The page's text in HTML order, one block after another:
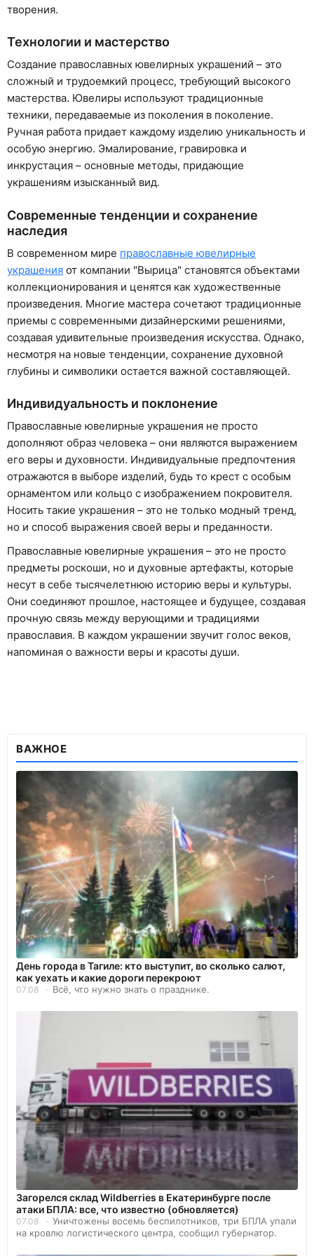
творения.
Технологии и мастерство
Создание православных ювелирных украшений – это
сложный и трудоемкий процесс, требующий высокого
мастерства. Ювелиры используют традиционные
техники, передаваемые из поколения в поколение.
Ручная работа придает каждому изделию уникальность и
особую энергию. Эмалирование, гравировка и
инкрустация – основные методы, придающие
украшениям изысканный вид.
Современные тенденции и сохранение
наследия
В современном мире православные ювелирные
украшения от компании "Вырица" становятся объектами
коллекционирования и ценятся как художественные
произведения. Многие мастера сочетают традиционные
приемы с современными дизайнерскими решениями,
создавая удивительные произведения искусства. Однако,
несмотря на новые тенденции, сохранение духовной
глубины и символики остается важной составляющей.
Индивидуальность и поклонение
Православные ювелирные украшения не просто
дополняют образ человека – они являются выражением
его веры и духовности. Индивидуальные предпочтения
отражаются в выборе изделий, будь то крест с особым
орнаментом или кольцо с изображением покровителя.
Носить такие украшения – это не только модный тренд,
но и способ выражения своей веры и преданности.
Православные ювелирные украшения – это не просто
предметы роскоши, но и духовные артефакты, которые
несут в себе тысячелетнюю историю веры и культуры.
Они соединяют прошлое, настоящее и будущее, создавая
прочную связь между верующими и традициями
православия. В каждом украшении звучит голос веков,
напоминая о важности веры и красоты души.
ВАЖНОЕ
День города в Тагиле: кто выступит, во сколько салют,
как уехать и какие дороги перекроют
07.08 Всё, что нужно знать о празднике.
Загорелся склад Wildberries в Екатеринбурге после
атаки БПЛА: все, что известно (обновляется)
07.08
Уничтожены восемь беспилотников, три БПЛА упали
на кровлю логистического центра, сообщил губернатор.